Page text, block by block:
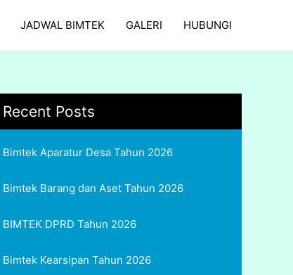
JADWAL BIMTEK GALERI HUBUNGI
Recent Posts
Bimtek Aparatur Desa Tahun 2026
Bimtek Barang dan Aset Tahun 2026
BIMTEK DPRD Tahun 2026
Bimtek Kearsipan Tahun 2026